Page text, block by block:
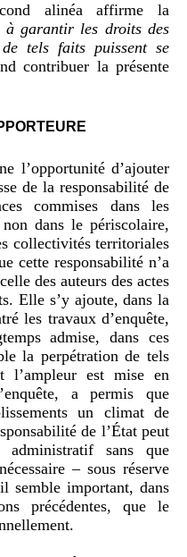
alinéa affirme la
à garantir les droits des
tels faits puissent se
contribuer la présente
l’opportunité d’ajouter
de la responsabilité de
commises dans les
dans le périscolaire,
collectivités territoriales
cette responsabilité n’a
des auteurs des actes
Elle s’y ajoute, dans la
les travaux d’enquête,
admise, dans ces
la perpétration de tels
l’ampleur est mise en
a permis que
un climat de
de l’État peut
sans que
– sous réserve
semble important, dans
précédentes, que le